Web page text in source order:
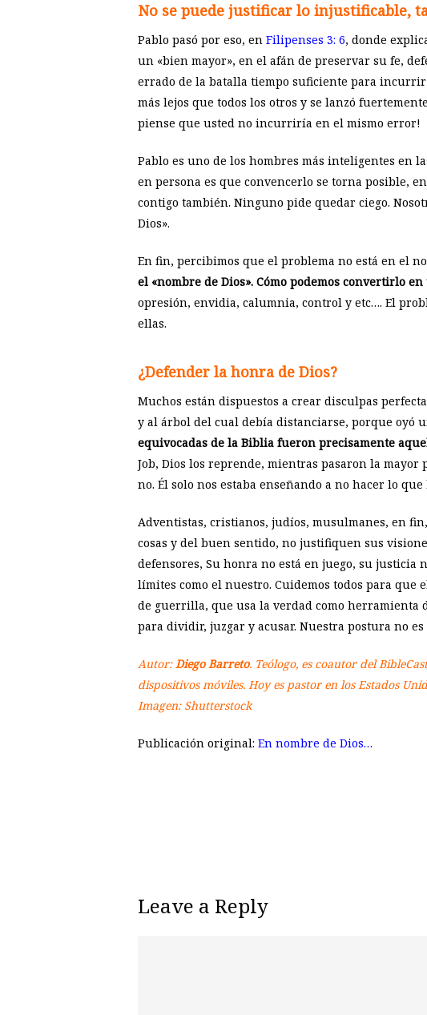
No se puede justificar lo injustificable,
Pablo pasó por eso, en Filipenses 3: 6, donde
un «bien mayor», en el afán de preservar su fe,
errado de la batalla tiempo suficiente para incurrir
más lejos que todos los otros y se lanzó
piense que usted no incurriría en el mismo error!
Pablo es uno de los hombres más inteligentes en
en persona es que convencerlo se torna posible,
contigo también. Ninguno pide quedar ciego.
Dios».
En fin, percibimos que el problema no está en el
el «nombre de Dios». Cómo podemos convertirlo
opresión, envidia, calumnia, control y etc…. El
ellas.
¿Defender la honra de Dios?
Muchos están dispuestos a crear disculpas
y al árbol del cual debía distanciarse, porque oyó
equivocadas de la Biblia fueron precisamente
Job, Dios los reprende, mientras pasaron la
no. Él solo nos estaba enseñando a no hacer lo
Adventistas, cristianos, judíos, musulmanes, en
cosas y del buen sentido, no justifiquen sus
defensores, Su honra no está en juego, su justicia
límites como el nuestro. Cuidemos todos para que
de guerrilla, que usa la verdad como herramienta
para dividir, juzgar y acusar. Nuestra postura no
Autor:Diego Barreto. Teólogo, es coautor del
dispositivos móviles. Hoy es pastor en los Estados
Imagen: Shutterstock
Publicación original: En nombre de Dios…
Leave a Reply